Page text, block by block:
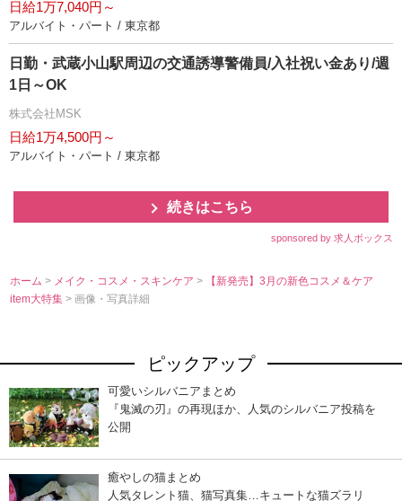
日給1万7,040円～
アルバイト・パート / 東京都
日勤・武蔵小山駅周辺の交通誘導警備員/入社祝い金あり/週
1日～OK
株式会社MSK
日給1万4,500円～
アルバイト・パート / 東京都
続きはこちら
sponsored by 求人ボックス
ホーム > メイク・コスメ・スキンケア>
【新発売】3月の新色コスメ＆ケア
item大特集> 画像・写真詳細
ピックアップ
可愛いシルバニアまとめ
『鬼滅の刃』の再現ほか、人気のシルバニア投稿を
公開
癒やしの猫まとめ
人気タレント猫、猫写真集…キュートな猫ズラリ